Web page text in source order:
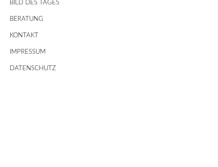
BILD DES TAGES
BERATUNG
KONTAKT
IMPRESSUM
DATENSCHUTZ